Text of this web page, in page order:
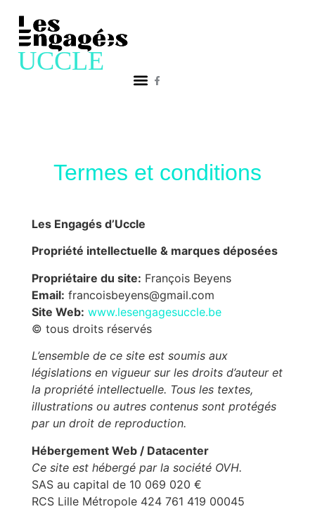
Termes et conditions
Les Engagés d’Uccle
Propriété intellectuelle & marques déposées
Propriétaire du site: François Beyens
Email: francoisbeyens@gmail.com
Site Web: www.lesengagesuccle.be
© tous droits réservés
L’ensemble de ce site est soumis aux
législations en vigueur sur les droits d’auteur et
la propriété intellectuelle. Tous les textes,
illustrations ou autres contenus sont protégés
par un droit de reproduction.
Hébergement Web / Datacenter
Ce site est hébergé par la société OVH.
SAS au capital de 10 069 020 €
RCS Lille Métropole 424 761 419 00045